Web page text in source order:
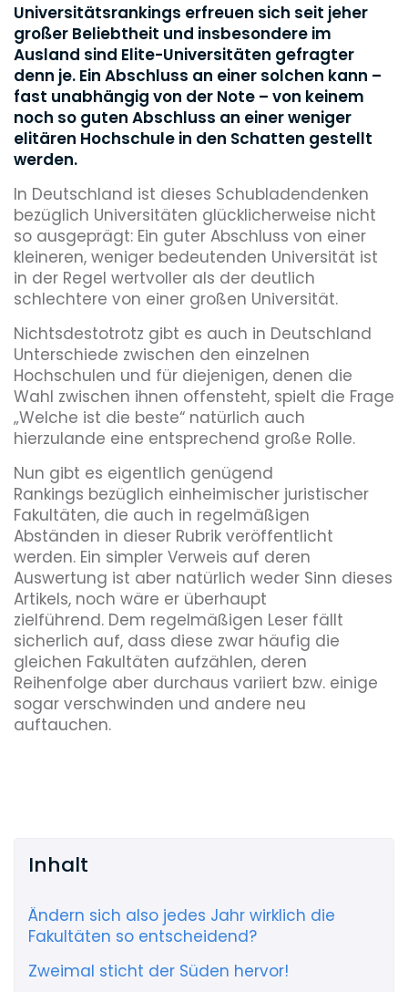
Universitätsrankings erfreuen sich seit jeher
großer Beliebtheit und insbesondere im
Ausland sind Elite-Universitäten gefragter
denn je. Ein Abschluss an einer solchen kann –
fast unabhängig von der Note – von keinem
noch so guten Abschluss an einer weniger
elitären Hochschule in den Schatten gestellt
werden.
In Deutschland ist dieses Schubladendenken
bezüglich Universitäten glücklicherweise nicht
so ausgeprägt: Ein guter Abschluss von einer
kleineren, weniger bedeutenden Universität ist
in der Regel wertvoller als der deutlich
schlechtere von einer großen Universität.
Nichtsdestotrotz gibt es auch in Deutschland
Unterschiede zwischen den einzelnen
Hochschulen und für diejenigen, denen die
Wahl zwischen ihnen offensteht, spielt die Frage
„Welche ist die beste“ natürlich auch
hierzulande eine entsprechend große Rolle.
Nun gibt es eigentlich genügend
Rankings bezüglich einheimischer juristischer
Fakultäten, die auch in regelmäßigen
Abständen in dieser Rubrik veröffentlicht
werden. Ein simpler Verweis auf deren
Auswertung ist aber natürlich weder Sinn dieses
Artikels, noch wäre er überhaupt
zielführend. Dem regelmäßigen Leser fällt
sicherlich auf, dass diese zwar häufig die
gleichen Fakultäten aufzählen, deren
Reihenfolge aber durchaus variiert bzw. einige
sogar verschwinden und andere neu
auftauchen.
Inhalt
Ändern sich also jedes Jahr wirklich die
Fakultäten so entscheidend?
Zweimal sticht der Süden hervor!